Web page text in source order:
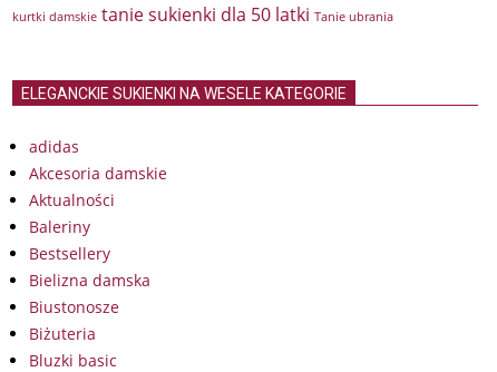
kurtki damskie tanie sukienki dla 50 latki Tanie ubrania
ELEGANCKIE SUKIENKI NA WESELE KATEGORIE
adidas
Akcesoria damskie
Aktualności
Baleriny
Bestsellery
Bielizna damska
Biustonosze
Biżuteria
Bluzki basic